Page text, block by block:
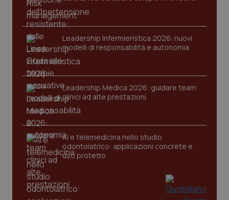
Leadership Infermieristica 2026: nuovi
modelli di responsabilità e autonomia
Leadership Medica 2026: guidare team
clinici ad alte prestazioni
AI e telemedicina nello studio
odontoiatrico: applicazioni concrete e
uso protetto
Nome
Fornitore
VISITOR_PRIVACY_METADATA
.youtube.com
CookieScriptConsent
CookieScript
www.quotidianosanita.it